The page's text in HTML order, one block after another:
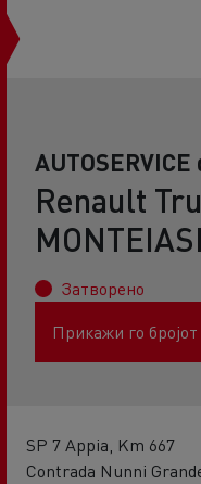
Renault
Затворено
Прикажи го бројот
SP 7 Appia, Km 667
Contrada Nunni